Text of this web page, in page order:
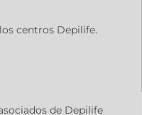
centros Depilife.
de Depilife